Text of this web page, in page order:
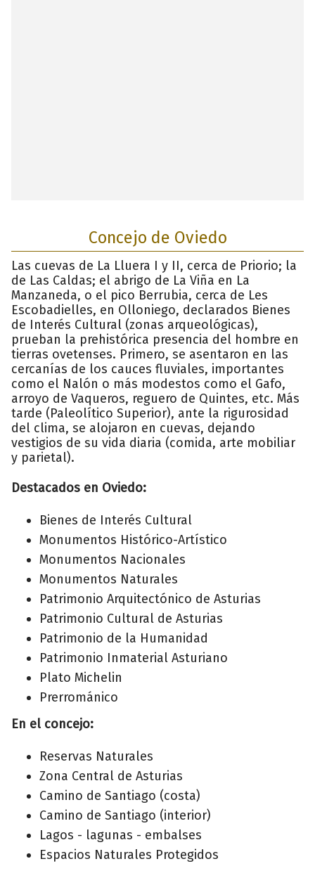
Concejo de Oviedo
Las cuevas de La Lluera I y II, cerca de Priorio; la
de Las Caldas; el abrigo de La Viña en La
Manzaneda, o el pico Berrubia, cerca de Les
Escobadielles, en Olloniego, declarados Bienes
de Interés Cultural (zonas arqueológicas),
prueban la prehistórica presencia del hombre en
tierras ovetenses. Primero, se asentaron en las
cercanías de los cauces fluviales, importantes
como el Nalón o más modestos como el Gafo,
arroyo de Vaqueros, reguero de Quintes, etc. Más
tarde (Paleolítico Superior), ante la rigurosidad
del clima, se alojaron en cuevas, dejando
vestigios de su vida diaria (comida, arte mobiliar
y parietal).
Destacados en Oviedo:
Bienes de Interés Cultural
Monumentos Histórico-Artístico
Monumentos Nacionales
Monumentos Naturales
Patrimonio Arquitectónico de Asturias
Patrimonio Cultural de Asturias
Patrimonio de la Humanidad
Patrimonio Inmaterial Asturiano
Plato Michelin
Prerrománico
En el concejo:
Reservas Naturales
Zona Central de Asturias
Camino de Santiago (costa)
Camino de Santiago (interior)
Lagos - lagunas - embalses
Espacios Naturales Protegidos